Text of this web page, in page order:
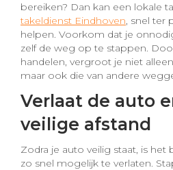
bereiken? Dan kan een lokale
takeldienst Eindhoven, snel ter
helpen. Voorkom dat je
zelf de weg op te stappen.
handelen, vergroot je niet
maar ook die van andere
Verlaat de auto
veilige afstand
Zodra je auto veilig staat, is
zo snel mogelijk te verlaten.